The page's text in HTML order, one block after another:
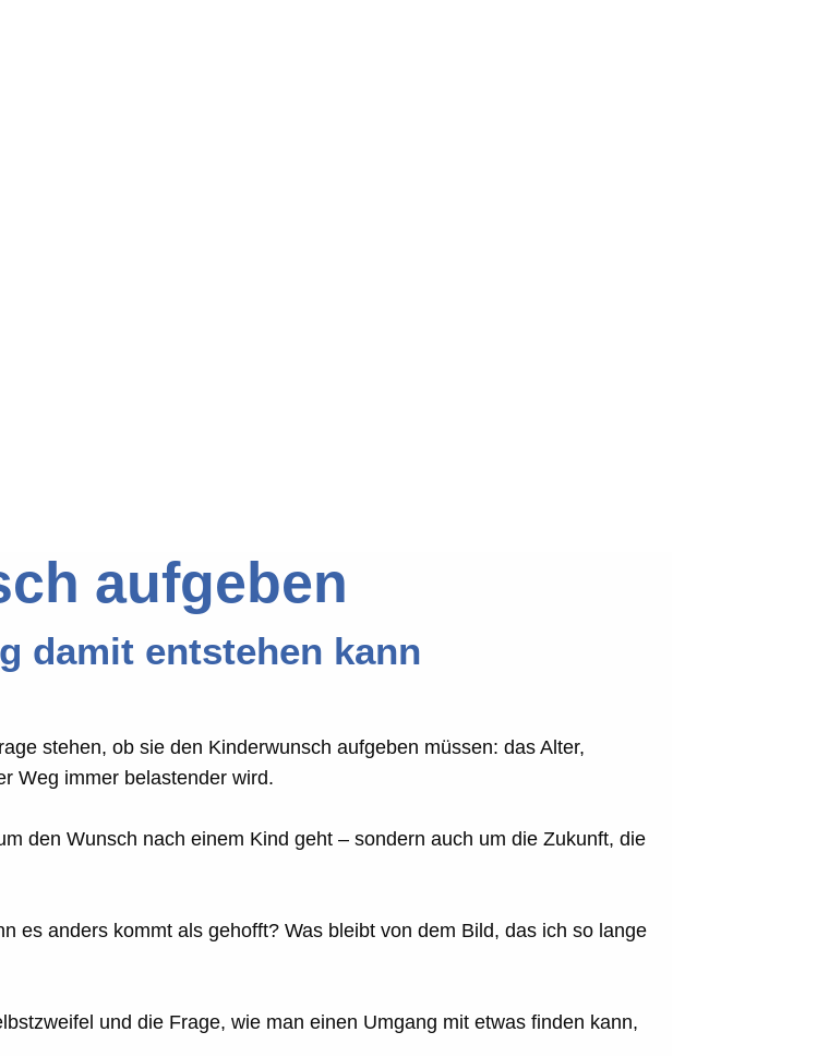
aufgeben
damit entstehen kann
stehen, ob sie den Kinderwunsch aufgeben müssen: das Alter,
Weg immer belastender wird.
den Wunsch nach einem Kind geht – sondern auch um die Zukunft, die
es anders kommt als gehofft? Was bleibt von dem Bild, das ich so lange
und die Frage, wie man einen Umgang mit etwas finden kann,